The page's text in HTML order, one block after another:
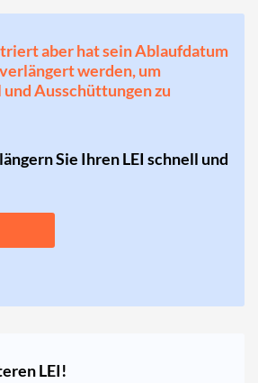
aber hat sein Ablaufdatum
werden, um
Ausschüttungen zu
Sie Ihren LEI schnell und
LEI!